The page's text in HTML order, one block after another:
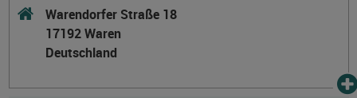
Warendorfer Straße 18
17192 Waren
Deutschland